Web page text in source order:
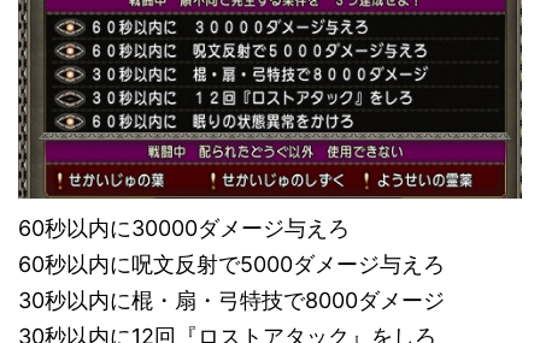
60秒以内に30000ダメージ与えろ
60秒以内に呪文反射で5000ダメージ与えろ
30秒以内に棍・扇・弓特技で8000ダメージ
30秒以内に12回『ロストアタック』をしろ